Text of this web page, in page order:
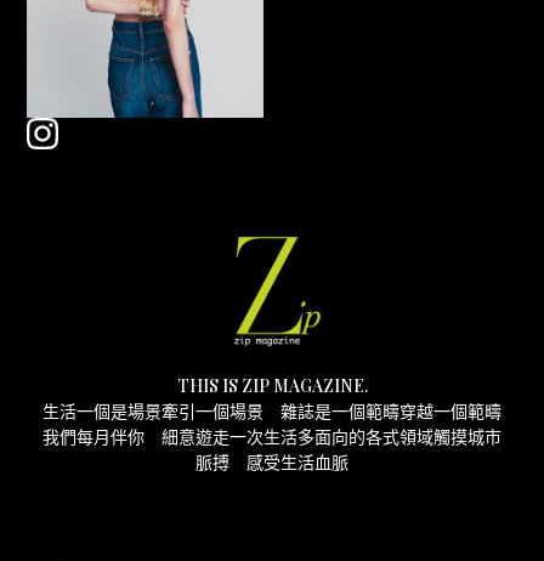
THIS IS ZIP MAGAZINE.
生活一個是場景牽引一個場景 雜誌是一個範疇穿越一個範疇
我們每月伴你 細意遊走一次生活多面向的各式領域觸摸城市
脈搏 感受生活血脈